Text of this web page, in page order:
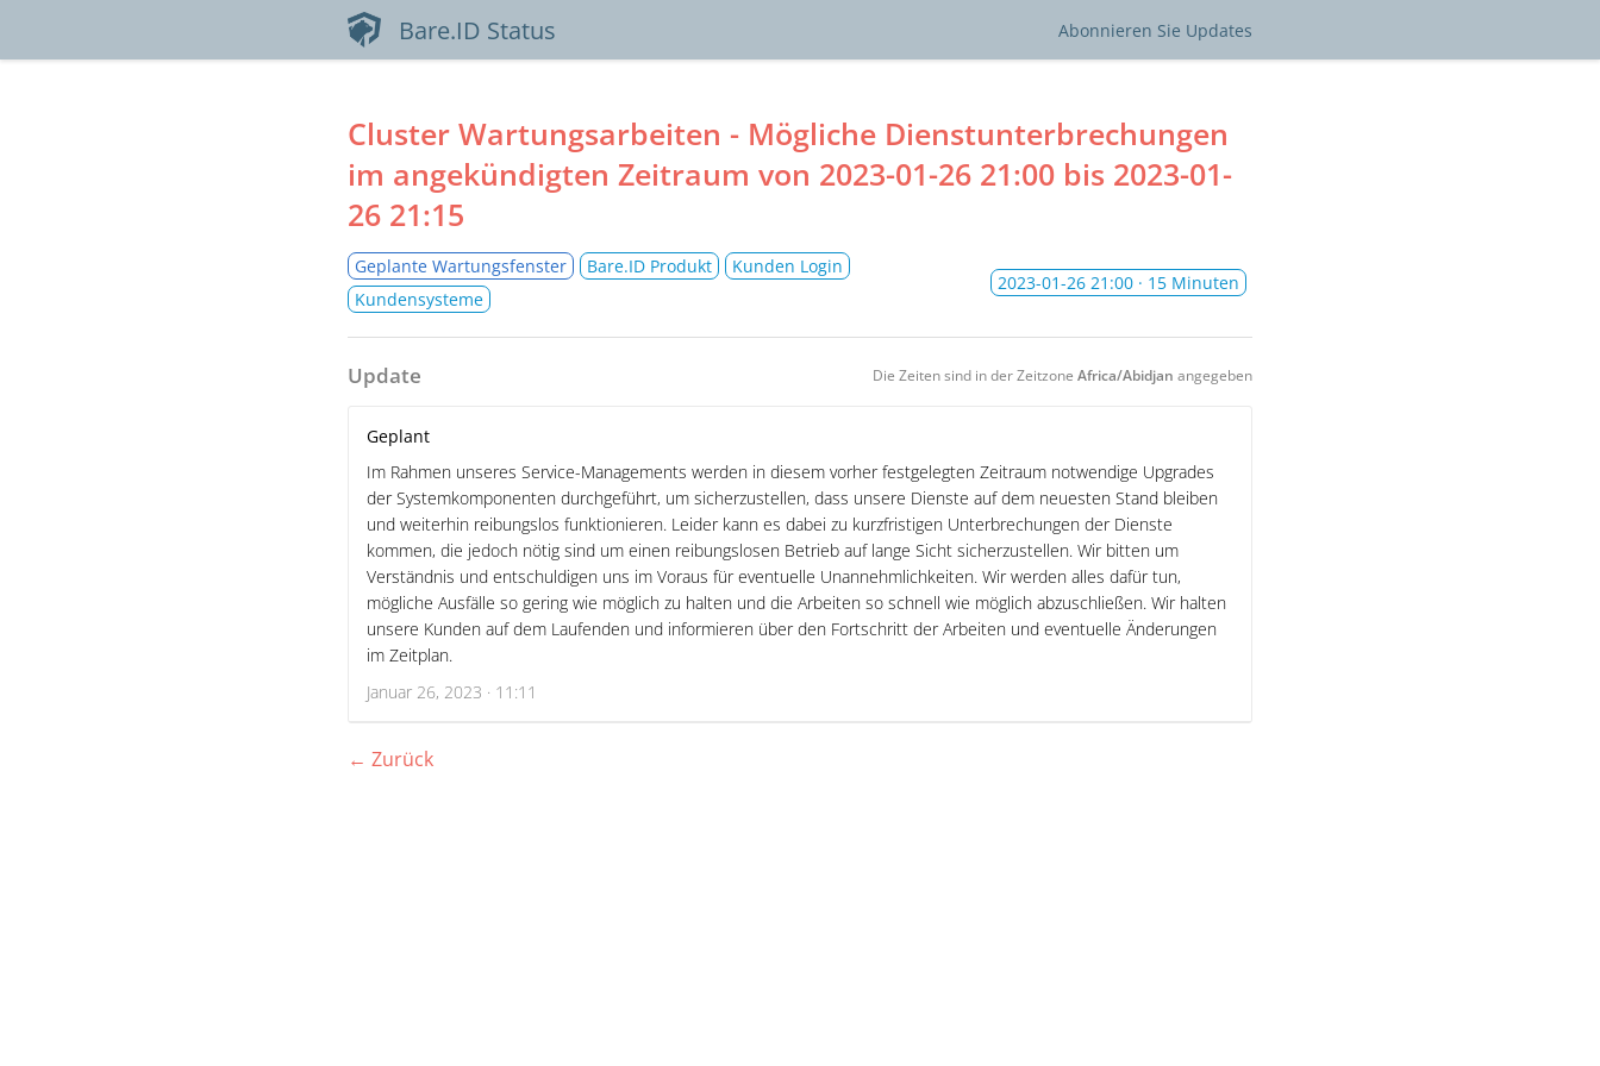
Bare.ID Status Abonnieren Sie Updates
Cluster Wartungsarbeiten - Mögliche Dienstunterbrechungen
im angekündigten Zeitraum von 2023-01-26 21:00 bis 2023-01-
26 21:15
Geplante Wartungsfenster Bare.ID Produkt
Kunden Login
Kundensysteme
2023-01-26 21:00 · 15 Minuten
Update Die Zeiten sind in der Zeitzone Africa/Abidjan angegeben
Geplant
Im Rahmen unseres Service-Managements werden in diesem vorher festgelegten Zeitraum notwendige Upgrades
der Systemkomponenten durchgeführt, um sicherzustellen, dass unsere Dienste auf dem neuesten Stand bleiben
und weiterhin reibungslos funktionieren. Leider kann es dabei zu kurzfristigen Unterbrechungen der Dienste
kommen, die jedoch nötig sind um einen reibungslosen Betrieb auf lange Sicht sicherzustellen. Wir bitten um
Verständnis und entschuldigen uns im Voraus für eventuelle Unannehmlichkeiten. Wir werden alles dafür tun,
mögliche Ausfälle so gering wie möglich zu halten und die Arbeiten so schnell wie möglich abzuschließen. Wir halten
unsere Kunden auf dem Laufenden und informieren über den Fortschritt der Arbeiten und eventuelle Änderungen
im Zeitplan.
Januar 26, 2023 · 11:11
← Zurück